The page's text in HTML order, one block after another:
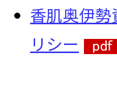
香肌奥伊
リシー